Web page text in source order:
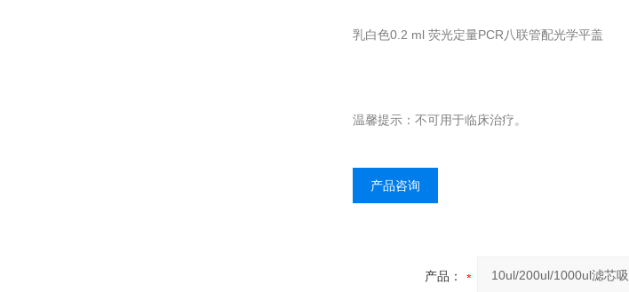
乳白色0.2 ml 荧光定量PCR八联管配光学平盖
温馨提示：不可用于临床治疗。
产品咨询
产品：